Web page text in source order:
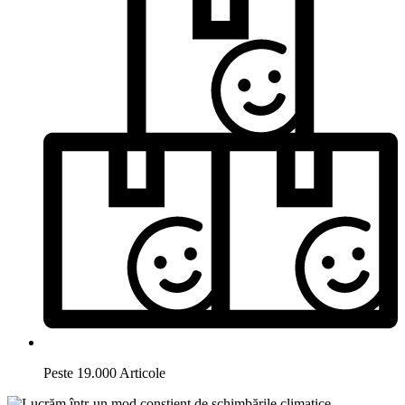
Peste 19.000 Articole